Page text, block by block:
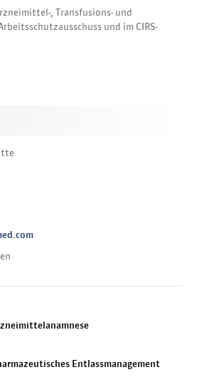
, Transfusions- und
und im CIRS-
Entlassmanagement